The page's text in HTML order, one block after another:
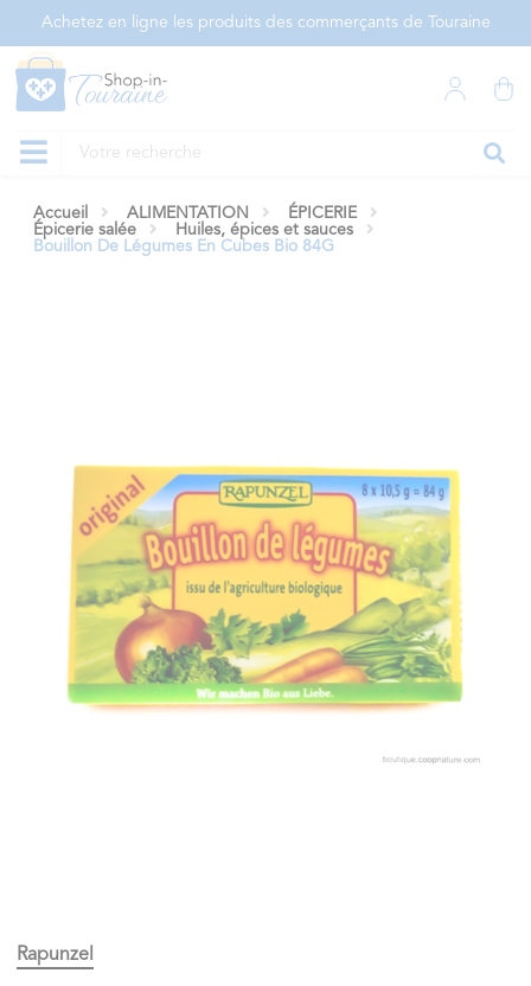
Achetez en ligne les produits des commerçants de Touraine
Accueil ALIMENTATION
ÉPICERIE
Épicerie salée
Huiles, épices et sauces
Bouillon De Légumes En Cubes Bio 84G
Rapunzel
Panneau de gestion des cookies